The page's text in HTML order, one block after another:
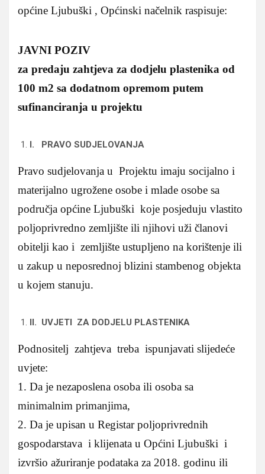
općine Ljubuški , Općinski načelnik raspisuje:
JAVNI POZIV
za predaju zahtjeva za dodjelu plastenika od
100 m2 sa dodatnom opremom putem
sufinanciranja u projektu
I. PRAVO SUDJELOVANJA
Pravo sudjelovanja u Projektu imaju socijalno i
materijalno ugrožene osobe i mlade osobe sa
područja općine Ljubuški koje posjeduju vlastito
poljoprivredno zemljište ili njihovi uži članovi
obitelji kao i zemljište ustupljeno na korištenje ili
u zakup u neposrednoj blizini stambenog objekta
u kojem stanuju.
II. UVJETI ZA DODJELU PLASTENIKA
Podnositelj zahtjeva treba ispunjavati slijedeće
uvjete:
1. Da je nezaposlena osoba ili osoba sa
minimalnim primanjima,
2. Da je upisan u Registar poljoprivrednih
gospodarstava i klijenata u Općini Ljubuški i
izvršio ažuriranje podataka za 2018. godinu ili